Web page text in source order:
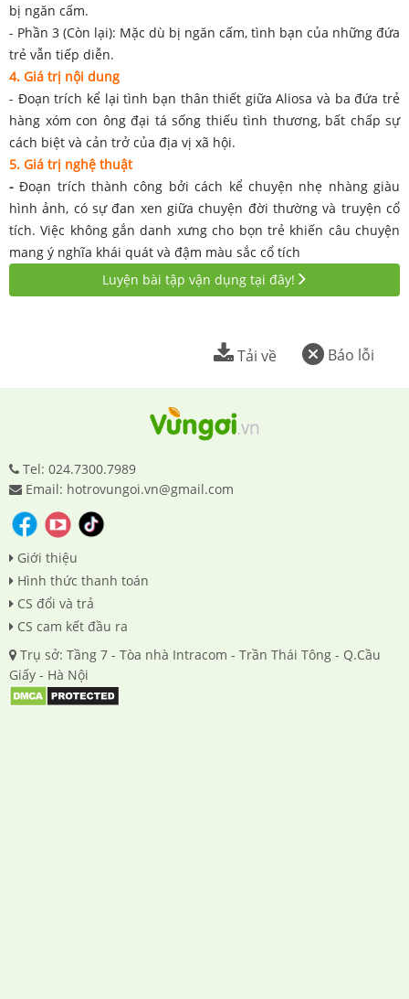
bị ngăn cấm.
- Phần 3 (Còn lại): Mặc dù bị ngăn cấm, tình bạn của những đứa
trẻ vẫn tiếp diễn.
4. Giá trị nội dung
- Đoạn trích kể lại tình bạn thân thiết giữa Aliosa và ba đứa trẻ
hàng xóm con ông đại tá sống thiếu tình thương, bất chấp sự
cách biệt và cản trở của địa vị xã hội.
5. Giá trị nghệ thuật
-Đoạn trích thành công bởi cách kể chuyện nhẹ nhàng giàu
hình ảnh, có sự đan xen giữa chuyện đời thường và truyện cổ
tích. Việc không gắn danh xưng cho bọn trẻ khiến câu chuyện
mang ý nghĩa khái quát và đậm màu sắc cổ tích
Luyện bài tập vận dụng tại đây!
Báo lỗi
Tải về
Tel: 024.7300.7989
Email: hotrovungoi.vn@gmail.com
Giới thiệu
Hình thức thanh toán
CS đổi và trả
CS cam kết đầu ra
Trụ sở: Tầng 7 - Tòa nhà Intracom - Trần Thái Tông - Q.Cầu
Giấy - Hà Nội